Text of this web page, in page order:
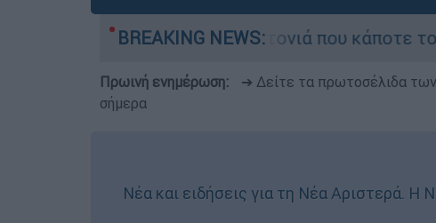
BREAKING NEWS:
φωτιά τη γειτονιά που κάποτε τους έδιωχνε
Πρωινή ενημέρωση: ➔ Δείτε τα πρωτοσέλιδα
σήμερα
Νέα και ειδήσεις για τη Νέα Αριστερά.